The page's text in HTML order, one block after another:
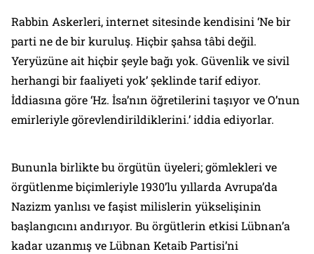
Rabbin Askerleri, internet sitesinde kendisini ‘Ne bir
parti ne de bir kuruluş. Hiçbir şahsa tâbi değil.
Yeryüzüne ait hiçbir şeyle bağı yok. Güvenlik ve sivil
herhangi bir faaliyeti yok’ şeklinde tarif ediyor.
İddiasına göre ‘Hz. İsa’nın öğretilerini taşıyor ve O’nun
emirleriyle görevlendirildiklerini.’ iddia ediyorlar.
Bununla birlikte bu örgütün üyeleri; gömlekleri ve
örgütlenme biçimleriyle 1930’lu yıllarda Avrupa’da
Nazizm yanlısı ve faşist milislerin yükselişinin
başlangıcını andırıyor. Bu örgütlerin etkisi Lübnan’a
kadar uzanmış ve Lübnan Ketaib Partisi’ni